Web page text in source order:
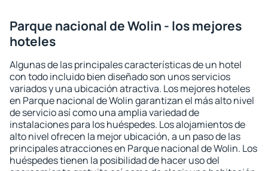
Parque nacional de Wolin - los mejores
hoteles
Algunas de las principales características de un hotel
con todo incluido bien diseñado son unos servicios
variados y una ubicación atractiva. Los mejores hoteles
en Parque nacional de Wolin garantizan el más alto nivel
de servicio así como una amplia variedad de
instalaciones para los huéspedes. Los alojamientos de
alto nivel ofrecen la mejor ubicación, a un paso de las
principales atracciones en Parque nacional de Wolin. Los
huéspedes tienen la posibilidad de hacer uso del